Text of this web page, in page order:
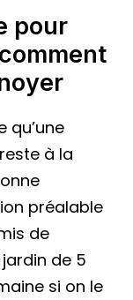
pour
qu’une
à la
préalable
de
de 5
si on le